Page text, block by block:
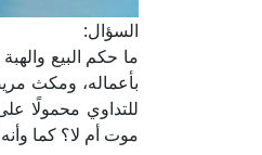
السؤال:
ما حكم البيع
بأعماله، ومكث
للتداوي محمولًا
موت أم لا؟ كما